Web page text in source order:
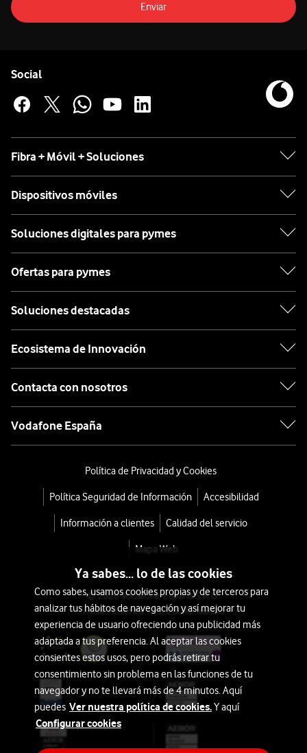
Enviar
Social
Fibra + Móvil + Soluciones
Dispositivos móviles
Soluciones digitales para pymes
Ofertas para pymes
Soluciones destacadas
Ecosistema de Innovación
Contacta con nosotros
Vodafone España
Política de Privacidad y Cookies
Política Seguridad de Información Accesibilidad
Información a clientes Calidad del servicio
Mapa Web
© 2026 Vodafone España S.A.U.
Avda. América 115, 28042 Madrid
Ya sabes... lo de las cookies
Como sabes, usamos cookies propias y de terceros para
analizar tus hábitos de navegación y así mejorar tu
experiencia de usuario ofreciendo una publicidad más
adaptada a tus preferencia. Al aceptar las cookies
consientes estos usos, pero podrás retirar tu
consentimiento sin problema en las funciones de tu
navegador y no te llevará más de 4 minutos. Aquí
puedes Ver nuestra política de cookies.Y aquí
Configurar cookies